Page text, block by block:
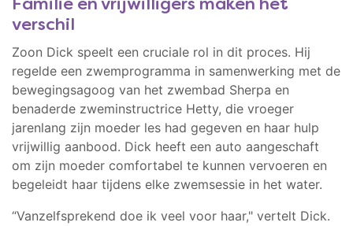
Familie en vrijwilligers maken het
verschil
Zoon Dick speelt een cruciale rol in dit proces. Hij
regelde een zwemprogramma in samenwerking met de
bewegingsagoog van het zwembad Sherpa en
benaderde zweminstructrice Hetty, die vroeger
jarenlang zijn moeder les had gegeven en haar hulp
vrijwillig aanbood. Dick heeft een auto aangeschaft
om zijn moeder comfortabel te kunnen vervoeren en
begeleidt haar tijdens elke zwemsessie in het water.
“Vanzelfsprekend doe ik veel voor haar," vertelt Dick.